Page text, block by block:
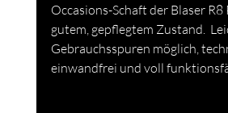
Occasions-Schaft der Blaser
gutem, gepflegtem Zustand.
Gebrauchsspuren möglich,
einwandfrei und voll